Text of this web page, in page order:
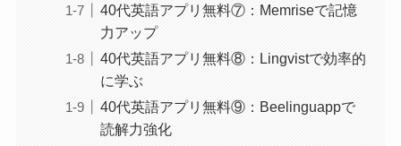
40代英語アプリ無料⑦：Memriseで記憶
力アップ
40代英語アプリ無料⑧：Lingvistで効率的
に学ぶ
40代英語アプリ無料⑨：Beelinguappで
読解力強化